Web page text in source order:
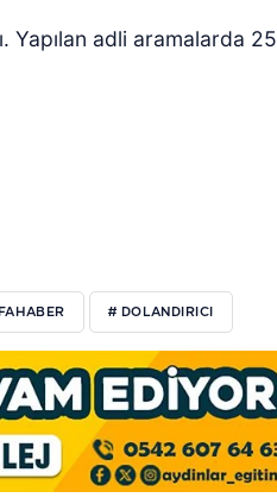
Yapılan adli aramalarda 25
# DOLANDIRICI